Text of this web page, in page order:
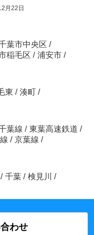
月22日
葉市中央区 /
稲毛区 / 浦安市 /
東 / 湊町 /
葉線 / 東葉高速鉄道 /
/ 京葉線 /
/ 千葉 / 検見川
/
わせ